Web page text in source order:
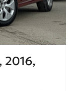
2016,